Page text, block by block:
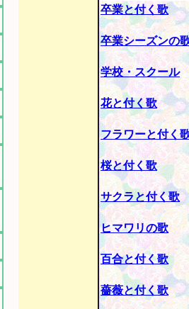
卒業と付く歌
卒業シーズンの
学校・スクール
花と付く歌
フラワーと付く
桜と付く歌
サクラと付く歌
ヒマワリの歌
百合と付く歌
薔薇と付く歌